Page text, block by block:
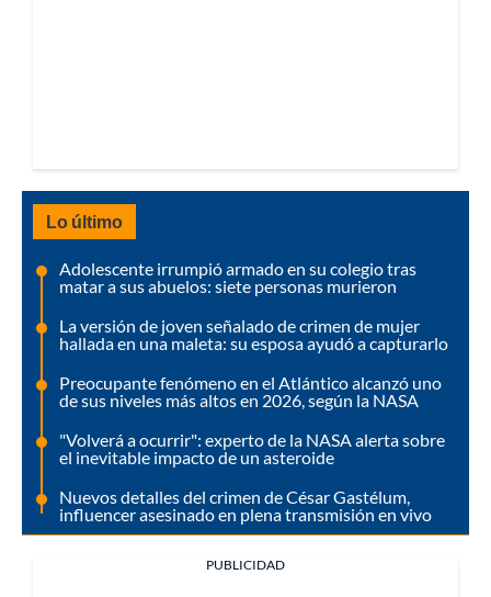
Lo último
Adolescente irrumpió armado en su colegio tras
matar a sus abuelos: siete personas murieron
La versión de joven señalado de crimen de mujer
hallada en una maleta: su esposa ayudó a capturarlo
Preocupante fenómeno en el Atlántico alcanzó uno
de sus niveles más altos en 2026, según la NASA
"Volverá a ocurrir": experto de la NASA alerta sobre
el inevitable impacto de un asteroide
Nuevos detalles del crimen de César Gastélum,
influencer asesinado en plena transmisión en vivo
PUBLICIDAD